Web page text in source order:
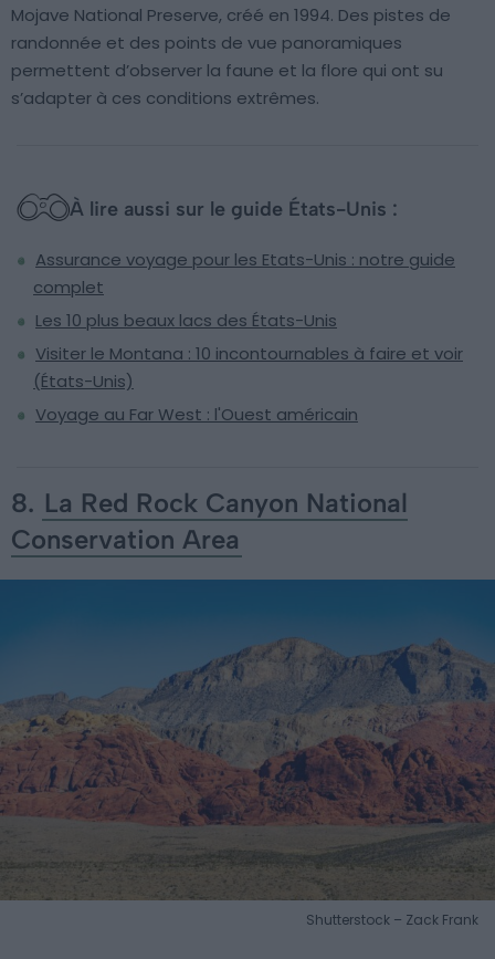
Mojave National Preserve, créé en 1994. Des pistes de
randonnée et des points de vue panoramiques
permettent d’observer la faune et la flore qui ont su
s’adapter à ces conditions extrêmes.
À lire aussi sur le guide États-Unis :
Assurance voyage pour les Etats-Unis : notre guide
complet
Les 10 plus beaux lacs des États-Unis
Visiter le Montana : 10 incontournables à faire et voir
(États-Unis)
Voyage au Far West : l'Ouest américain
8. La Red Rock Canyon National
Conservation Area
Shutterstock – Zack Frank